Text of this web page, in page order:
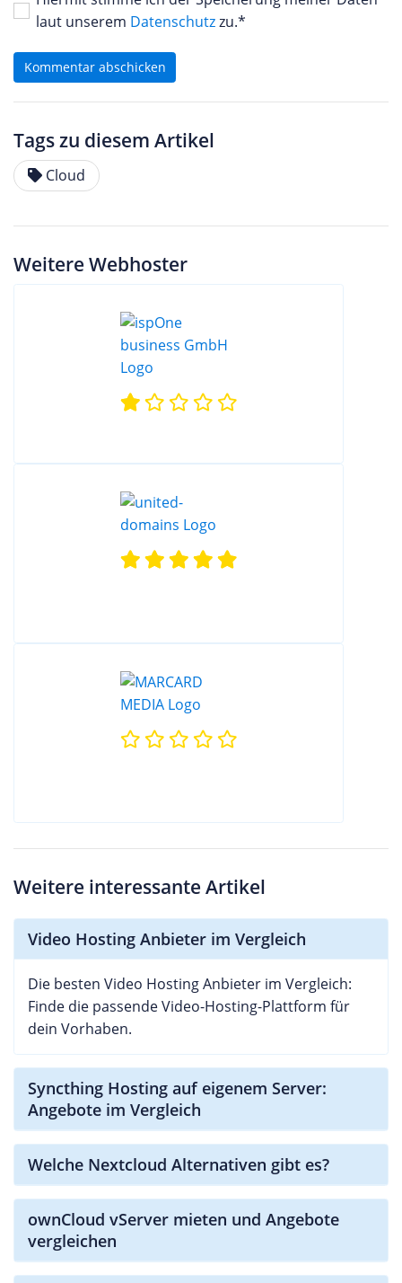
laut unserem Datenschutzzu.*
Kommentar abschicken
Tags zu diesem Artikel
Cloud
Weitere Webhoster
Weitere interessante Artikel
Video Hosting Anbieter im Vergleich
Die besten Video Hosting Anbieter im Vergleich:
Finde die passende Video-Hosting-Plattform für
dein Vorhaben.
Syncthing Hosting auf eigenem Server:
Angebote im Vergleich
Welche Nextcloud Alternativen gibt es?
ownCloud vServer mieten und Angebote
vergleichen